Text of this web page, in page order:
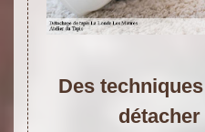
Des